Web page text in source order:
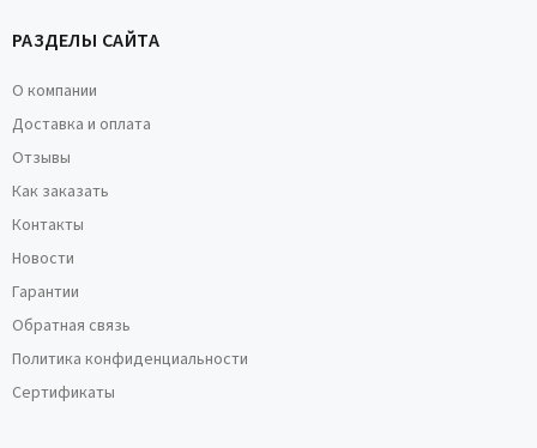
РАЗДЕЛЫ САЙТА
О компании
Доставка и оплата
Отзывы
Как заказать
Контакты
Новости
Гарантии
Обратная связь
Политика конфиденциальности
Сертификаты